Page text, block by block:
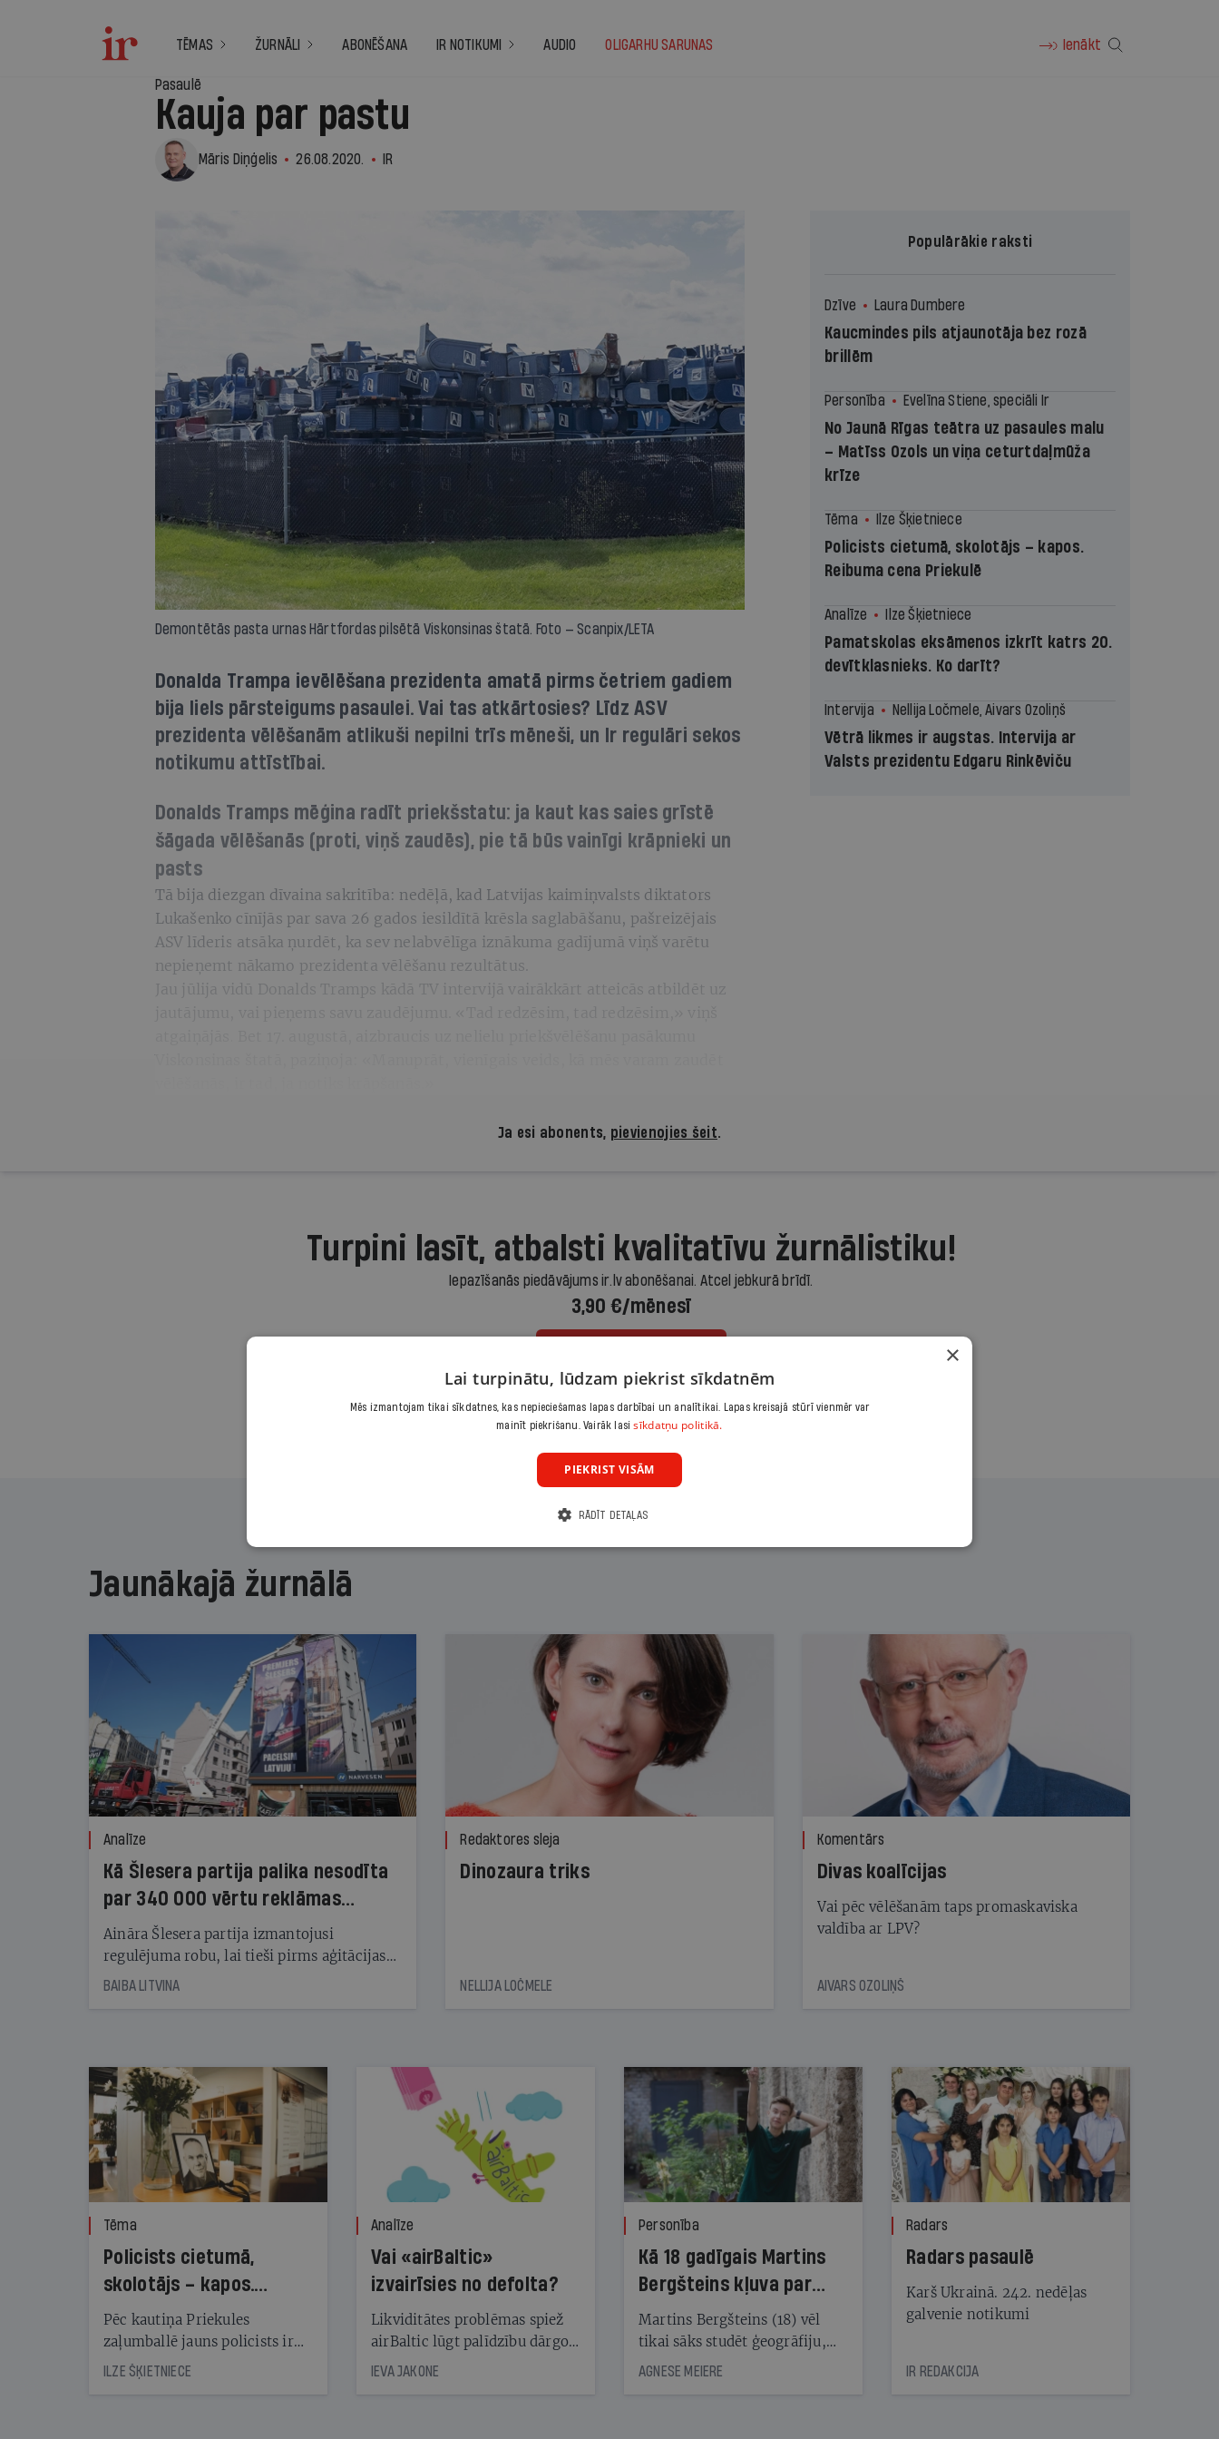
TĒMAS ŽURNĀLI ABONĒŠANA IR NOTIKUMI AUDIO OLIGARHU SARUNAS Ienākt
Pasaulē
Kauja par pastu
Māris Diņģelis 26.08.2020. IR
Demontētās pasta urnas Hārtfordas pilsētā Viskonsinas štatā. Foto — Scanpix/LETA
Donalda Trampa ievēlēšana prezidenta amatā pirms četriem gadiem
bija liels pārsteigums pasaulei. Vai tas atkārtosies? Līdz ASV
prezidenta vēlēšanām atlikuši nepilni trīs mēneši, un Ir regulāri sekos
notikumu attīstībai.
Donalds Tramps mēģina radīt priekšstatu: ja kaut kas saies grīstē
šāgada vēlēšanās (proti, viņš zaudēs), pie tā būs vainīgi krāpnieki un
pasts
Tā bija diezgan dīvaina sakritība: nedēļā, kad Latvijas kaimiņvalsts diktators
Lukašenko cīnījās par sava 26 gados iesildītā krēsla saglabāšanu, pašreizējais
ASV līderis atsāka ņurdēt, ka sev nelabvēlīga iznākuma gadījumā viņš varētu
nepieņemt nākamo prezidenta vēlēšanu rezultātus.
Jau jūlija vidū Donalds Tramps kādā TV intervijā vairākkārt atteicās atbildēt uz
Populārākie raksti
Dzīve Laura Dumbere
Kaucmindes pils atjaunotāja bez rozā
brillēm
Personība Evelīna Stiene, speciāli Ir
No Jaunā Rīgas teātra uz pasaules malu
– Matīss Ozols un viņa ceturtdaļmūža
krīze
Tēma Ilze Šķietniece
Policists cietumā, skolotājs – kapos.
Reibuma cena Priekulē
Analīze Ilze Šķietniece
Pamatskolas eksāmenos izkrīt katrs 20.
devītklasnieks. Ko darīt?
Intervija Nellija Ločmele, Aivars Ozoliņš
Vētrā likmes ir augstas. Intervija ar
Valsts prezidentu Edgaru Rinkēviču
Ja esi abonents, pievienojies šeit.
Turpini lasīt, atbalsti kvalitatīvu žurnālistiku!
Iepazīšanās piedāvājums ir.lv abonēšanai. Atcel jebkurā brīdī.
3,90 €/mēnesī
Citas abonēšanas iespējas meklē šeit
Jaunākajā žurnālā
Analīze
Kā Šlesera partija palika nesodīta
par 340 000 vērtu reklāmas
kampaņu
Aināra Šlesera partija izmantojusi
regulējuma robu, lai tieši pirms aģitācijas
starta izreklamētos par summu, kas
BAIBA LITVINA
Redaktores sleja
Dinozaura triks
NELLIJA LOČMELE
Komentārs
Divas koalīcijas
Vai pēc vēlēšanām taps promaskaviska
valdība ar LPV?
AIVARS OZOLIŅŠ
Tēma
Policists cietumā,
skolotājs – kapos.
Reibuma cena Priekulē
Pēc kautiņa Priekules
zaļumballē jauns policists ir
nonācis cietumā, bet
cienījams pedagogs — kapos.
ILZE ŠĶIETNIECE
Analīze
Vai «airBaltic»
izvairīsies no defolta?
Likviditātes problēmas spiež
airBaltic lūgt palīdzību dārgo
obligāciju turētājiem, taču
IEVA JAKONE
Personība
Kā 18 gadīgais Martins
Bergšteins kļuva par
laika ziņu seju?
Martins Bergšteins (18) vēl
tikai sāks studēt ģeogrāfiju,
bet viņa sacītajam jau uzticas
AGNESE MEIERE
Radars
Radars pasaulē
Karš Ukrainā. 242. nedēļas
galvenie notikumi
IR REDAKCIJA
×
Lai turpinātu, lūdzam piekrist sīkdatnēm
Mēs izmantojam tikai sīkdatnes, kas nepieciešamas lapas darbībai un analītikai. Lapas kreisajā stūrī vienmēr var
mainīt piekrišanu. Vairāk lasisīkdatņu politikā.
PIEKRIST VISĀM
RĀDĪT DETAĻAS